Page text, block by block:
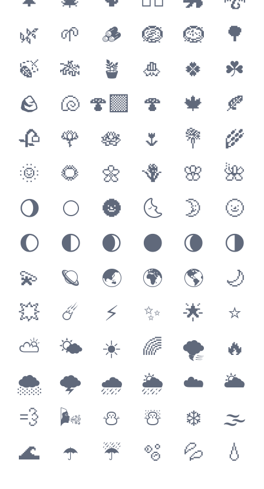
🌳
🪹
🪺
🪵
🌱
🌿
☘️
🍀
🎍
🪴
🎋
🍃
🍂
🍁
🍄
🍄‍🟫
🐚
🪨
🌾
💐
🌷
🪷
🌹
🥀
🌺
🌸
🪻
🌼
🌻
🌞
🌝
🌛
🌜
🌚
🌕
🌖
🌗
🌘
🌑
🌒
🌓
🌔
🌙
🌎
🌍
🌏
🪐
💫
⭐️
🌟
✨
⚡️
☄️
💥
🔥
🌪
🌈
☀️
🌤
⛅️
🌥
☁️
🌦
🌧
🌩
🌨
🌫
❄️
☃️
⛄️
🌬
💨
💧
💦
🫧
☔️
☂️
🌊